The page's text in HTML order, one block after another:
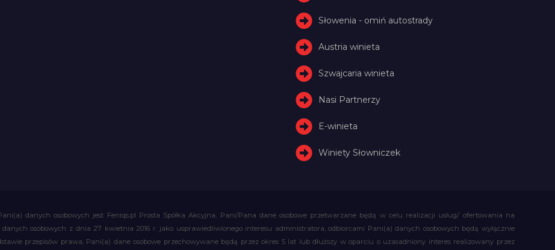
Słowenia - omiń autostrady
Austria winieta
Szwajcaria winieta
Nasi Partnerzy
E-winieta
Winiety Słowniczek
danych osobowych jest Feniqs.pl Prosta Spółka Akcyjna. Pani/Pana dane osobowe przetwarzane będą w celu realizacji usług/ ofertowania na
osobowych z dnia 27 kwietnia 2016 r. jako usprawiedliwionego interesu administratora, odbiorcami Pani(a) danych osobowych będą wyłącznie
przepisów prawa, Pani(a) dane osobowe przechowywane będą przez okres 5 lat lub dłuższy w oparciu o uzasadniony interes realizowany przez